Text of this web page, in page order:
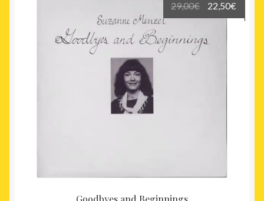
29,00€
Le
prix
22,50€
prix